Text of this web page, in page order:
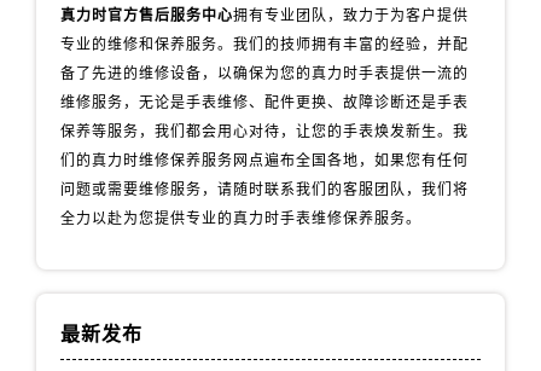
安徽省阜阳市颍州区颍州北路真力时售后服务中心（需提前预约）
真力时官方售后服务中心拥有专业团队，致力于为客户提供
专业的维修和保养服务。我们的技师拥有丰富的经验，并配
备了先进的维修设备，以确保为您的真力时手表提供一流的
维修服务，无论是手表维修、配件更换、故障诊断还是手表
保养等服务，我们都会用心对待，让您的手表焕发新生。我
们的真力时维修保养服务网点遍布全国各地，如果您有任何
问题或需要维修服务，请随时联系我们的客服团队，我们将
全力以赴为您提供专业的真力时手表维修保养服务。
最新发布